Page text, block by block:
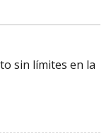
sin límites en la